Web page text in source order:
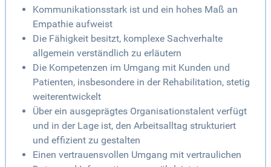
Kommunikationsstark ist und ein hohes Maß an
Empathie aufweist
Die Fähigkeit besitzt, komplexe Sachverhalte
allgemein verständlich zu erläutern
Die Kompetenzen im Umgang mit Kunden und
Patienten, insbesondere in der Rehabilitation, stetig
weiterentwickelt
Über ein ausgeprägtes Organisationstalent verfügt
und in der Lage ist, den Arbeitsalltag strukturiert
und effizient zu gestalten
Einen vertrauensvollen Umgang mit vertraulichen